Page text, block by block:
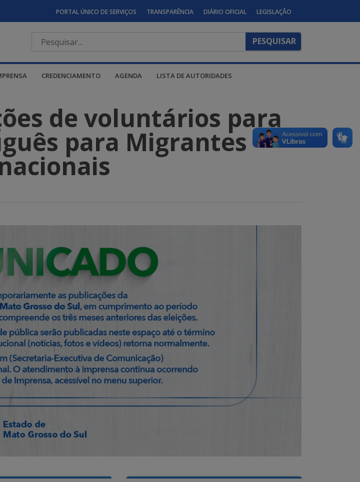
PORTAL ÚNICO DE SERVIÇOS TRANSPARÊNCIA DIÁRIO OFICIAL LEGISLAÇÃO
CREDENCIAMENTO AGENDA LISTA DE AUTORIDADES
de voluntários para
para Migrantes